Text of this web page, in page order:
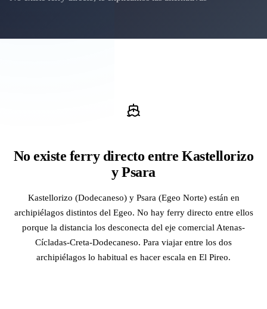
No existe ferry directo entre Kastellorizo
y Psara
Kastellorizo (Dodecaneso) y Psara (Egeo Norte) están en
archipiélagos distintos del Egeo. No hay ferry directo entre ellos
porque la distancia los desconecta del eje comercial Atenas-
Cícladas-Creta-Dodecaneso. Para viajar entre los dos
archipiélagos lo habitual es hacer escala en El Pireo.